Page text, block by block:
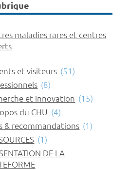
maladies rares et centres
et visiteurs (51)
(8)
et innovation (15)
du CHU (4)
& recommandations (1)
(1)
DE LA